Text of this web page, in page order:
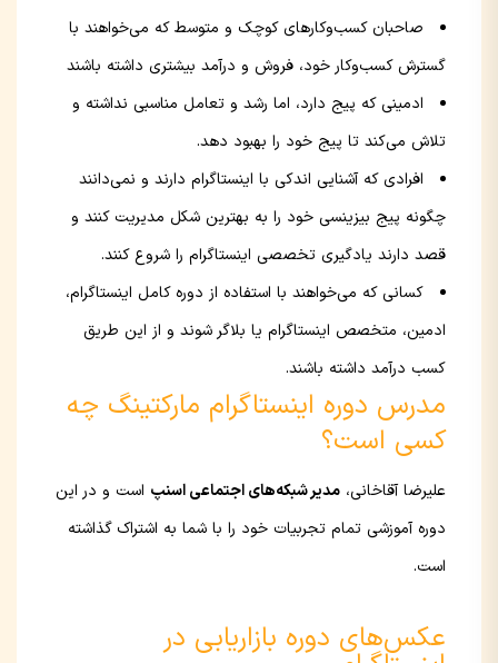
صاحبان کسب‌وکارهای کوچک و متوسط که می‌خواهند با
گسترش کسب‌وکار خود، فروش و درآمد بیشتری داشته باشند
ادمینی که پیج دارد، اما رشد و تعامل مناسبی نداشته و
تلاش می‌کند تا پیج خود را بهبود دهد.
افرادی که آشنایی اندکی با اینستاگرام دارند و نمی‌دانند
چگونه پیج بیزینسی خود را به بهترین شکل مدیریت کنند و
قصد دارند یادگیری تخصصی اینستاگرام را شروع کنند.
کسانی که می‌خواهند با استفاده از دوره کامل اینستاگرام،
ادمین، متخصص اینستاگرام یا بلاگر شوند و از این طریق
کسب درآمد داشته باشند.
مدرس دوره اینستاگرام مارکتینگ چه
کسی است؟
علیرضا آقاخانی، مدیر شبکه‌های اجتماعی اسنپ است و در این
دوره آموزشی تمام تجربیات خود را با شما به اشتراک گذاشته
است.
عکس‌های دوره بازاریابی در